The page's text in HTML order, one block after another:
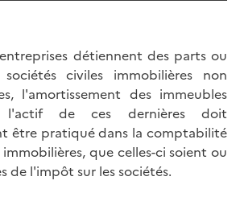
détiennent des parts ou
civiles immobilières non
l'amortissement des immeubles
de ces dernières doit
être pratiqué dans la comptabilité
que celles-ci soient ou
de l'impôt sur les sociétés.